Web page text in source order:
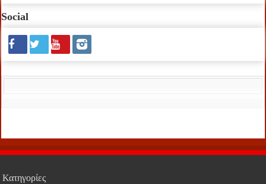
Social
Κατηγορίες